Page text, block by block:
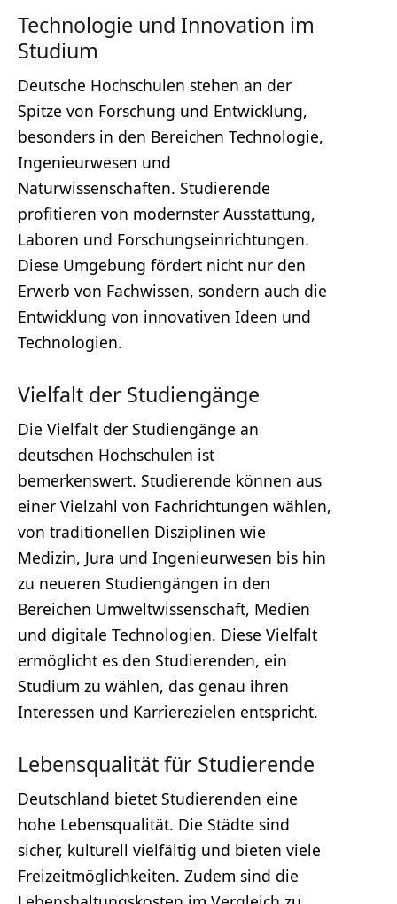
Technologie und Innovation im
Studium
Deutsche Hochschulen stehen an der
Spitze von Forschung und Entwicklung,
besonders in den Bereichen Technologie,
Ingenieurwesen und
Naturwissenschaften. Studierende
profitieren von modernster Ausstattung,
Laboren und Forschungseinrichtungen.
Diese Umgebung fördert nicht nur den
Erwerb von Fachwissen, sondern auch die
Entwicklung von innovativen Ideen und
Technologien.
Vielfalt der Studiengänge
Die Vielfalt der Studiengänge an
deutschen Hochschulen ist
bemerkenswert. Studierende können aus
einer Vielzahl von Fachrichtungen wählen,
von traditionellen Disziplinen wie
Medizin, Jura und Ingenieurwesen bis hin
zu neueren Studiengängen in den
Bereichen Umweltwissenschaft, Medien
und digitale Technologien. Diese Vielfalt
ermöglicht es den Studierenden, ein
Studium zu wählen, das genau ihren
Interessen und Karrierezielen entspricht.
Lebensqualität für Studierende
Deutschland bietet Studierenden eine
hohe Lebensqualität. Die Städte sind
sicher, kulturell vielfältig und bieten viele
Freizeitmöglichkeiten. Zudem sind die